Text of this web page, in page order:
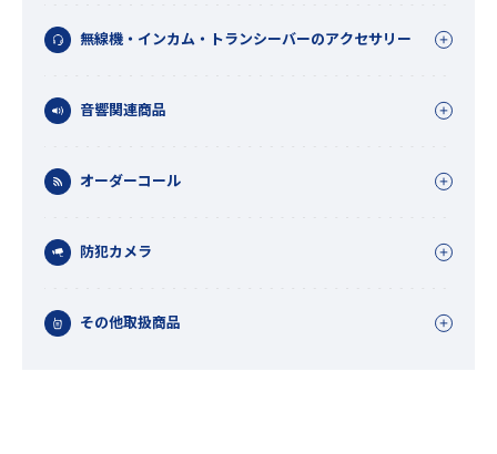
無線機・インカム・トランシーバーのアクセサリー
音響関連商品
オーダーコール
防犯カメラ
その他取扱商品